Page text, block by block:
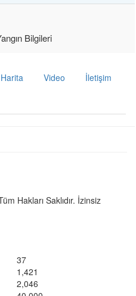
Bilgileri
Harita Video İletişim
Hakları Saklıdır. İzinsiz
37
1,421
2,046